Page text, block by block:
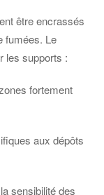
être encrassés
fumées. Le
les supports :
fortement
aux dépôts
sensibilité des